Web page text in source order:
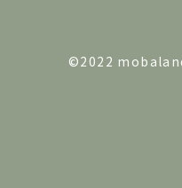
©2022